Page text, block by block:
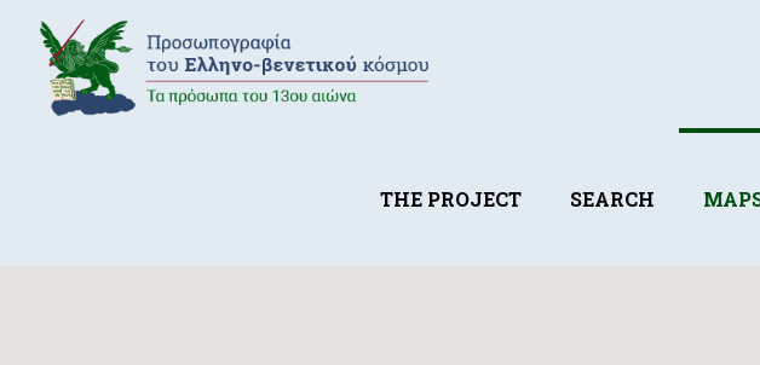
THE PROJECT SEARCH